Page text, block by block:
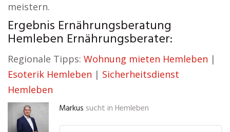
meistern.
Ergebnis Ernährungsberatung
Hemleben Ernährungsberater:
Regionale Tipps: Wohnung mieten Hemleben |
Esoterik Hemleben | Sicherheitsdienst
Hemleben
Markus sucht in Hemleben